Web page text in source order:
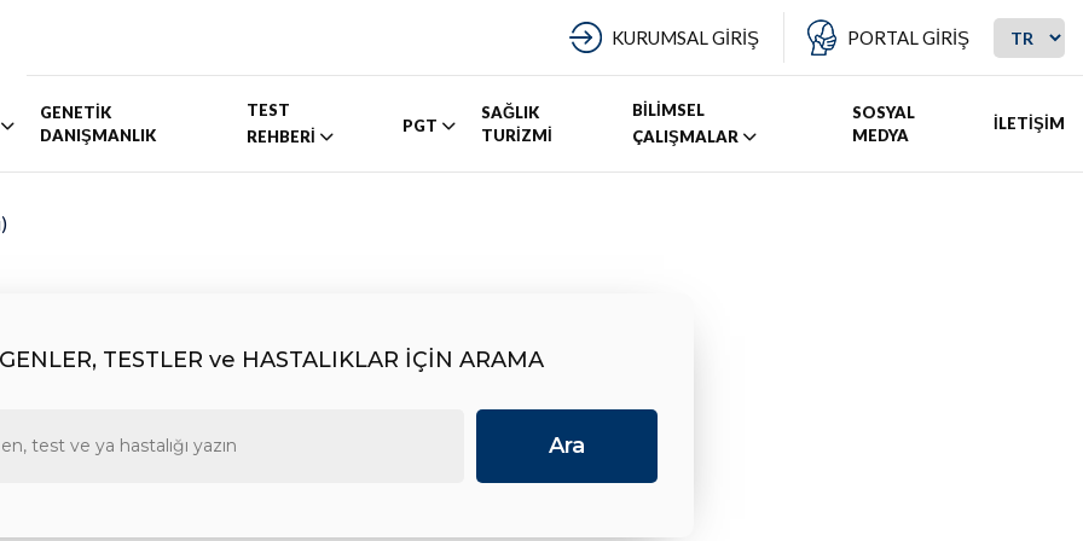
KURUMSAL GİRİŞ PORTAL GİRİŞ
GENETİK
DANIŞMANLIK
TEST
REHBERİ
PGT
SAĞLIK
TURİZMİ
BİLİMSEL
ÇALIŞMALAR
SOSYAL
MEDYA
İLETİŞİM
TESTLER ve HASTALIKLAR İÇİN ARAMA